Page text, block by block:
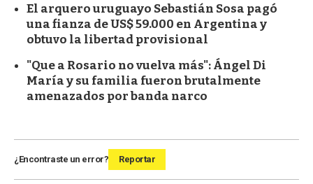
El arquero uruguayo Sebastián Sosa pagó
una fianza de US$ 59.000 en Argentina y
obtuvo la libertad provisional
"Que a Rosario no vuelva más": Ángel Di
María y su familia fueron brutalmente
amenazados por banda narco
¿Encontraste un error? Reportar